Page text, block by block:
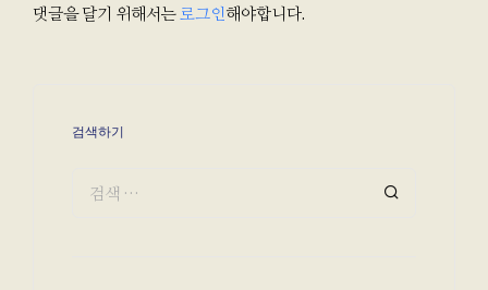
댓글을 달기 위해서는 로그인해야합니다.
검색하기